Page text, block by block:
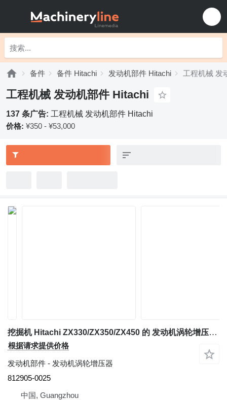
备件 备件 Hitachi 发动机部件 Hitachi 工程机械 发
工程机械 发动机部件 Hitachi
137 条广告: 工程机械 发动机部件 Hitachi
价格: ¥350 - ¥53,000
挖掘机 Hitachi ZX330/ZX350/ZX450 的 发动机涡轮增压器 Garrett 812905-0025
根据请求提供价格
发动机部件 - 发动机涡轮增压器
812905-0025
中国, Guangzhou